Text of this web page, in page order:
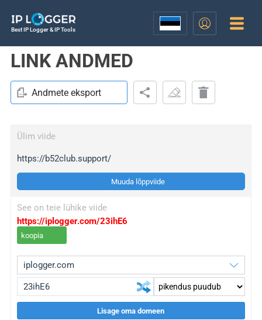
Best IP Logger & IP Tools
LINK ANDMED
Andmete eksport
Ülim viide
https://b52club.support/
Muuda lõppviide
See on teie lühike viide
https://iplogger.com/23ihE6
koopia
Lisage oma domeen